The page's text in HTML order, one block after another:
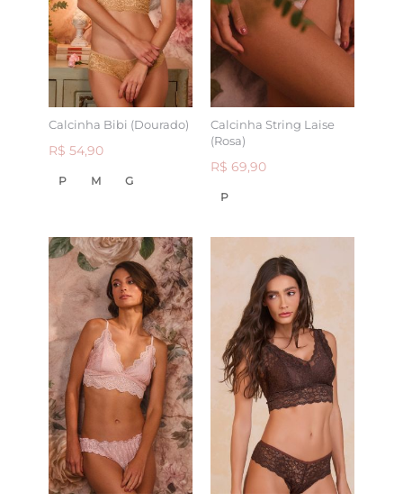
Calcinha Bibi (Dourado)
R$ 54,90
P M G
Calcinha String Laise
(Rosa)
R$ 69,90
P